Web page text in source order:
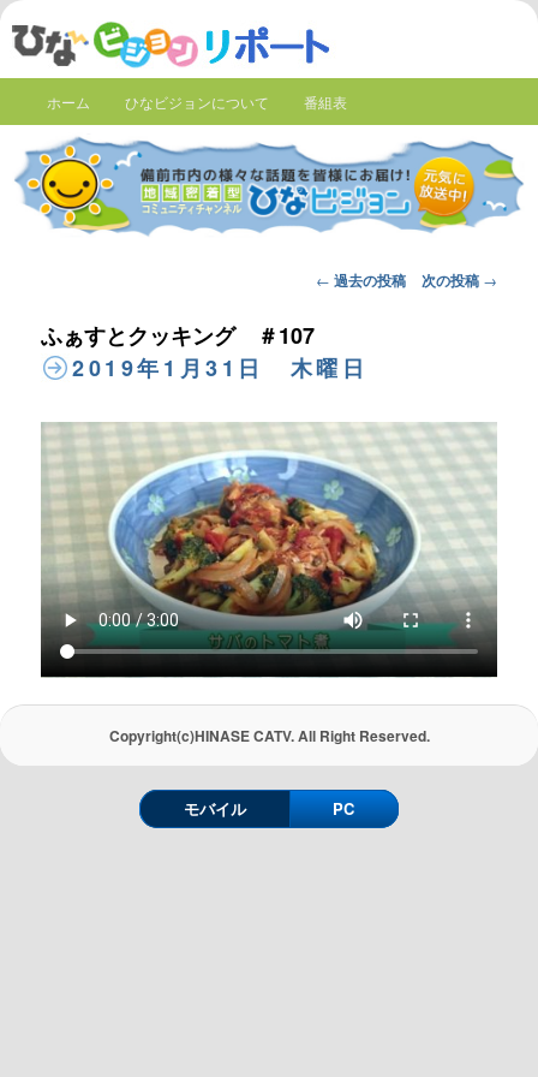
ホーム ひなビジョンについて 番組表
Post
← 過去の投稿 次の投稿 →
ふぁすとクッキング ＃107
2019年1月31日 木曜日
Copyright(c)HINASE CATV. All Right Reserved.
モバイル PC